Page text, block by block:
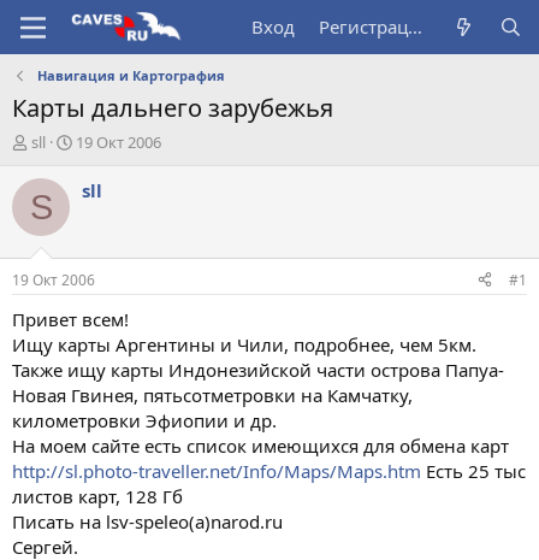
Вход Регистрация
Навигация и Картография
Карты дальнего зарубежья
А
т
о
т
е
м
ы
sll
Д
ч
а
л
19 Окт 2006
S sll
19 Окт 2006 #1
Привет всем!
Ищу карты Аргентины и Чили, подробнее, чем 5км.
Также ищу карты Индонезийской части острова Папуа-
Новая Гвинея, пятьсотметровки на Камчатку,
километровки Эфиопии и др.
На моем сайте есть список имеющихся для обмена карт
http://sl.photo-traveller.net/Info/Maps/Maps.htm Есть 25 тыс
листов карт, 128 Гб
Писать на lsv-speleo(а)narod.ru
Сергей.